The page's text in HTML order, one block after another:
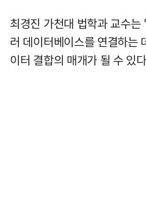
최경진 가천대 법학과 교수
러 데이터베이스를 연결하는
이터 결합의 매개가 될 수 있